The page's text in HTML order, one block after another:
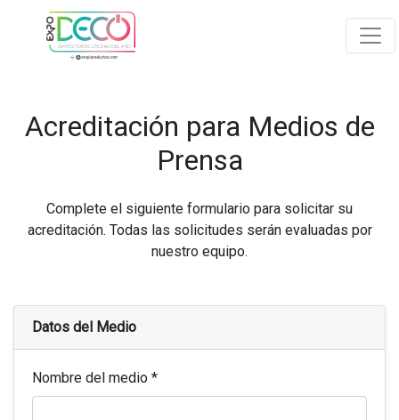
Acreditación para Medios de
Prensa
Complete el siguiente formulario para solicitar su
acreditación. Todas las solicitudes serán evaluadas por
nuestro equipo.
Datos del Medio
Nombre del medio *